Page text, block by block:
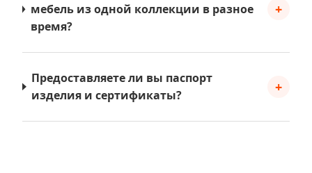
мебель из одной коллекции в разное
время?
+
Предоставляете ли вы паспорт
изделия и сертификаты?
+